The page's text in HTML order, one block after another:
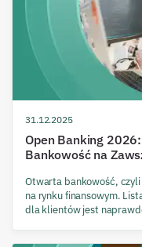
31.12.2025
Open Banking
Bankowość na
Otwarta bankowość,
na rynku finansowym.
dla klientów jest